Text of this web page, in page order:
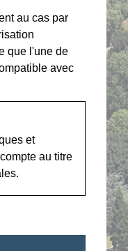
au cas par
que l'une de
avec
et
au titre
.